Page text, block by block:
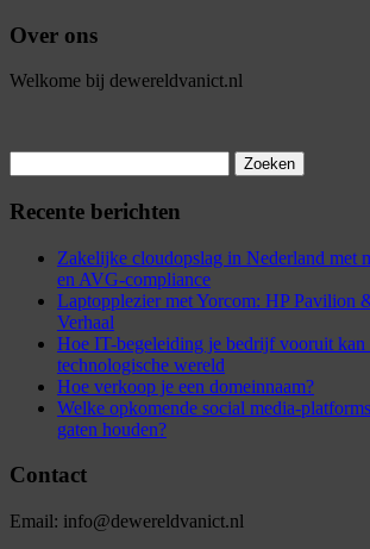
Over ons
Welkome bij dewereldvanict.nl
naar:
Recente berichten
Zakelijke cloudopslag in Nederland met
en AVG-compliance
Laptopplezier met Yorcom: HP Pavilion
Verhaal
Hoe IT-begeleiding je bedrijf vooruit kan
technologische wereld
Hoe verkoop je een domeinnaam?
Welke opkomende social media-
gaten houden?
Contact
Email: info@dewereldvanict.nl